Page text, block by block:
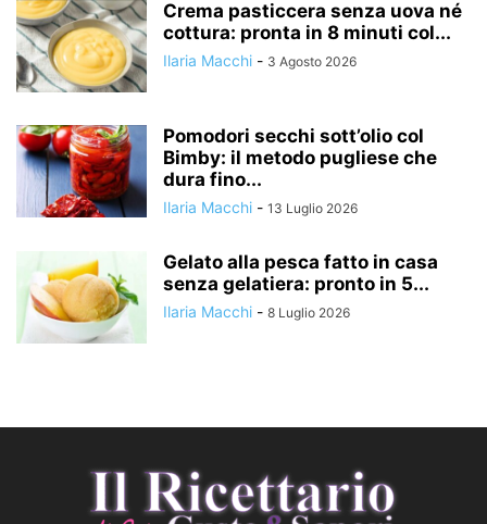
Crema pasticcera senza uova né
cottura: pronta in 8 minuti col...
Ilaria Macchi - 3 Agosto 2026
Pomodori secchi sott’olio col
Bimby: il metodo pugliese che
dura fino...
Ilaria Macchi - 13 Luglio 2026
Gelato alla pesca fatto in casa
senza gelatiera: pronto in 5...
Ilaria Macchi - 8 Luglio 2026